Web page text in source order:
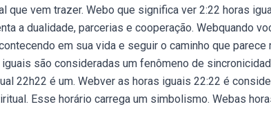
que vem trazer. Webo que significa ver 2:22 horas
a dualidade, parcerias e cooperação. Webquando
em sua vida e seguir o caminho que
são consideradas um fenômeno de
22h22 é um. Webver as horas iguais 22:22 é
Esse horário carrega um simbolismo. Webas